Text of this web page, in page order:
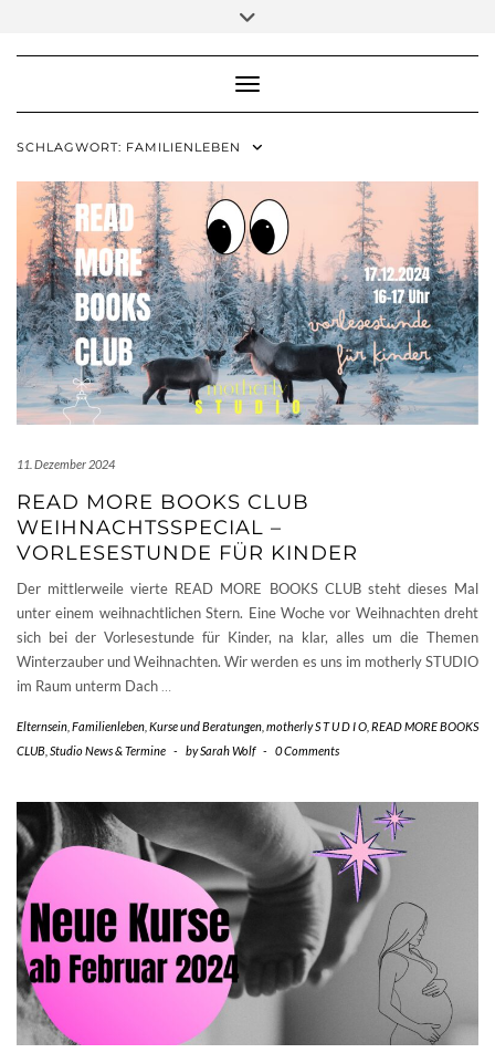
Toggle Navigation
SCHLAGWORT: FAMILIENLEBEN
11. Dezember 2024
READ MORE BOOKS CLUB
WEIHNACHTSSPECIAL –
VORLESESTUNDE FÜR KINDER
Der mittlerweile vierte READ MORE BOOKS CLUB steht dieses Mal
unter einem weihnachtlichen Stern. Eine Woche vor Weihnachten dreht
sich bei der Vorlesestunde für Kinder, na klar, alles um die Themen
Winterzauber und Weihnachten. Wir werden es uns im motherly STUDIO
im Raum unterm Dach
Elternsein Familienleben Kurse und Beratungen motherly S T U D I O READ MORE BOOKS
CLUB Studio News & Termine - bySarah Wolf - 0 Comments